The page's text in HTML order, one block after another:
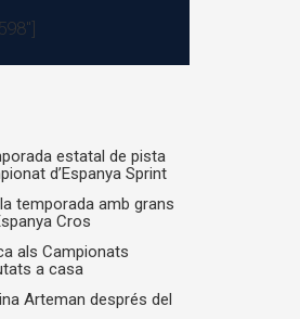
estatal de pista
d’Espanya Sprint
temporada amb grans
Cros
als Campionats
a casa
Arteman després del